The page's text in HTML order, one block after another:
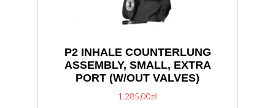
P2 INHALE COUNTERLUNG
ASSEMBLY, SMALL, EXTRA
PORT (W/OUT VALVES)
1.285,00zł